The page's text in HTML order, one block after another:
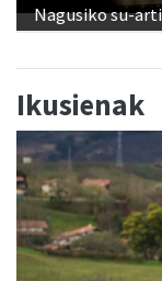
Nagusiko su-
Ikusienak